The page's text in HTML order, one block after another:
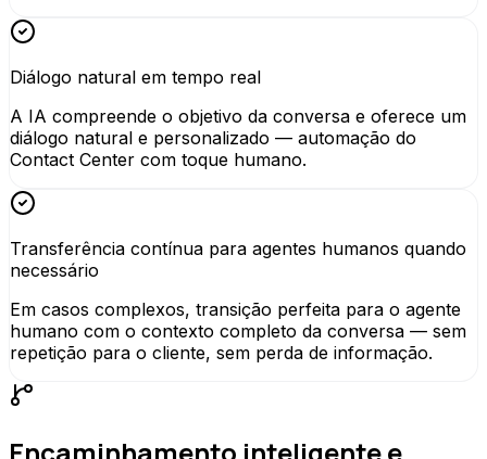
Diálogo natural em tempo real
A IA compreende o objetivo da conversa e oferece um
diálogo natural e personalizado — automação do
Contact Center com toque humano.
Transferência contínua para agentes humanos quando
necessário
Em casos complexos, transição perfeita para o agente
humano com o contexto completo da conversa — sem
repetição para o cliente, sem perda de informação.
Encaminhamento inteligente e